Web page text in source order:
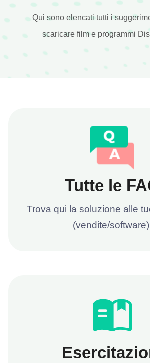
Qui sono elencati tutti i
scaricare film e programmi
Tutte le
Trova qui la soluzione alle
(vendite/